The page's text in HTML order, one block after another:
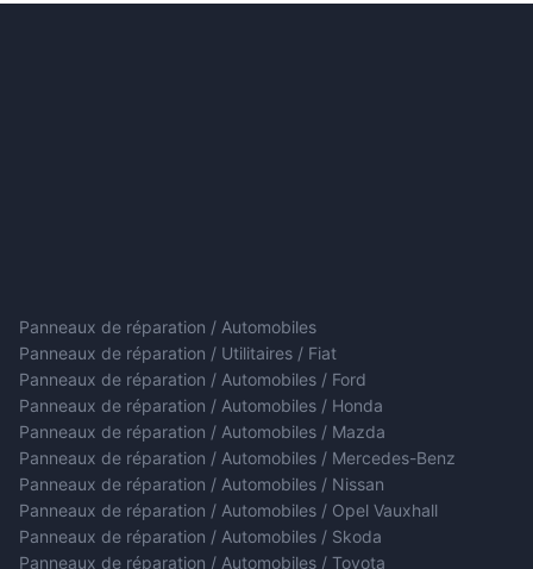
Panneaux de réparation / Automobiles
Panneaux de réparation / Utilitaires / Fiat
Panneaux de réparation / Automobiles / Ford
Panneaux de réparation / Automobiles / Honda
Panneaux de réparation / Automobiles / Mazda
Panneaux de réparation / Automobiles / Mercedes-Benz
Panneaux de réparation / Automobiles / Nissan
Panneaux de réparation / Automobiles / Opel Vauxhall
Panneaux de réparation / Automobiles / Skoda
Panneaux de réparation / Automobiles / Toyota